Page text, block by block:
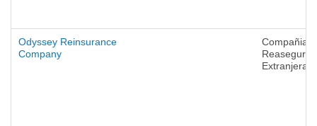
Odyssey Reinsurance
Company
Compañias
Reaseguro
Extranjeras